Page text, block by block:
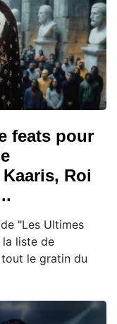
feats pour
Roi
"Les Ultimes
la liste de
le gratin du